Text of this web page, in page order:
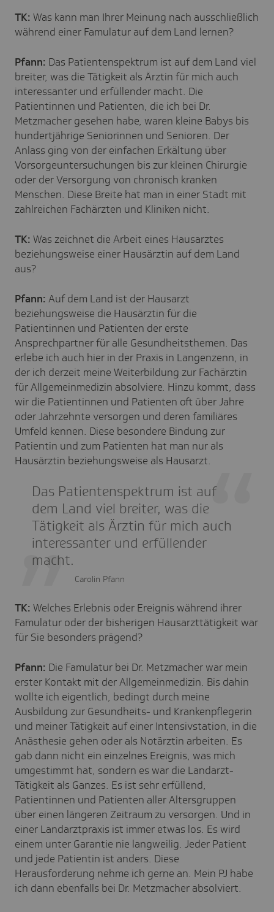
TK: Was kann man Ihrer Meinung nach ausschließlich
während einer Famulatur auf dem Land lernen?
Pfann: Das Patientenspektrum ist auf dem Land viel
breiter, was die Tätigkeit als Ärztin für mich auch
interessanter und erfüllender macht. Die
Patientinnen und Patienten, die ich bei Dr.
Metzmacher gesehen habe, waren kleine Babys bis
hundertjährige Seniorinnen und Senioren. Der
Anlass ging von der einfachen Erkältung über
Vorsorgeuntersuchungen bis zur kleinen Chirurgie
oder der Versorgung von chronisch kranken
Menschen. Diese Breite hat man in einer Stadt mit
zahlreichen Fachärzten und Kliniken nicht.
TK: Was zeichnet die Arbeit eines Hausarztes
beziehungsweise einer Hausärztin auf dem Land
aus?
Pfann: Auf dem Land ist der Hausarzt
beziehungsweise die Hausärztin für die
Patientinnen und Patienten der erste
Ansprechpartner für alle Gesundheitsthemen. Das
erlebe ich auch hier in der Praxis in Langenzenn, in
der ich derzeit meine Weiterbildung zur Fachärztin
für Allgemeinmedizin absolviere. Hinzu kommt, dass
wir die Patientinnen und Patienten oft über Jahre
oder Jahrzehnte versorgen und deren familiäres
Umfeld kennen. Diese besondere Bindung zur
Patientin und zum Patienten hat man nur als
Hausärztin beziehungsweise als Hausarzt.
Das Patientenspektrum ist auf
dem Land viel breiter, was die
Tätigkeit als Ärztin für mich auch
interessanter und erfüllender
macht.
Carolin Pfann
TK: Welches Erlebnis oder Ereignis während ihrer
Famulatur oder der bisherigen Hausarzttätigkeit war
für Sie besonders prägend?
Pfann: Die Famulatur bei Dr. Metzmacher war mein
erster Kontakt mit der Allgemeinmedizin. Bis dahin
wollte ich eigentlich, bedingt durch meine
Ausbildung zur Gesundheits- und Krankenpflegerin
und meiner Tätigkeit auf einer Intensivstation, in die
Anästhesie gehen oder als Notärztin arbeiten. Es
gab dann nicht ein einzelnes Ereignis, was mich
umgestimmt hat, sondern es war die Landarzt-
Tätigkeit als Ganzes. Es ist sehr erfüllend,
Patientinnen und Patienten aller Altersgruppen
über einen längeren Zeitraum zu versorgen. Und in
einer Landarztpraxis ist immer etwas los. Es wird
einem unter Garantie nie langweilig. Jeder Patient
und jede Patientin ist anders. Diese
Herausforderung nehme ich gerne an. Mein PJ habe
ich dann ebenfalls bei Dr. Metzmacher absolviert.